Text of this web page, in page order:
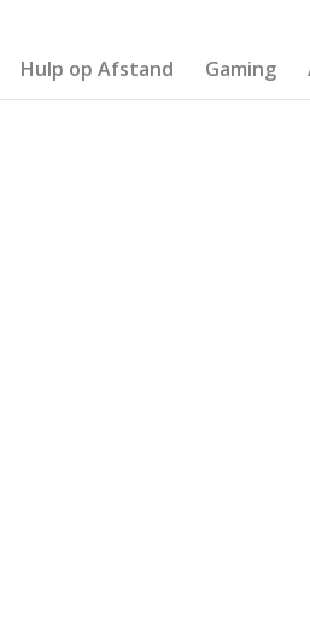
Hulp op Afstand Gaming